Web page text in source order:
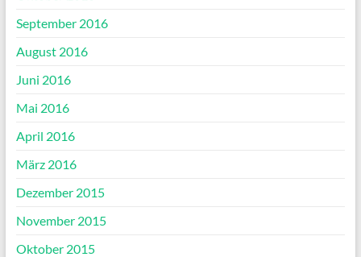
September 2016
August 2016
Juni 2016
Mai 2016
April 2016
März 2016
Dezember 2015
November 2015
Oktober 2015